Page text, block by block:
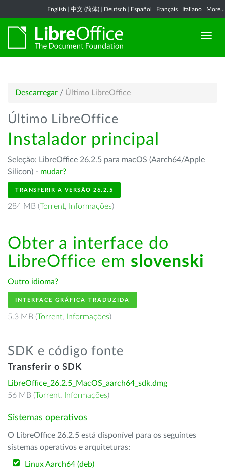
English 中文 (简体) Deutsch Español Français Italiano More...
Descarregar / Último LibreOffice
Último LibreOffice
Instalador principal
Seleção: LibreOffice 26.2.5 para macOS (Aarch64/Apple
Silicon) - mudar?
TRANSFERIR A VERSÃO 26.2.5
284 MB (Torrent, Informações)
Obter a interface do
LibreOffice em slovenski
Outro idioma?
INTERFACE GRÁFICA TRADUZIDA
5.3 MB (Torrent, Informações)
SDK e código fonte
Transferir o SDK
LibreOffice_26.2.5_MacOS_aarch64_sdk.dmg
56 MB (Torrent, Informações)
Sistemas operativos
O LibreOffice 26.2.5 está disponível para os seguintes
sistemas operativos e arquiteturas:
Linux Aarch64 (deb)